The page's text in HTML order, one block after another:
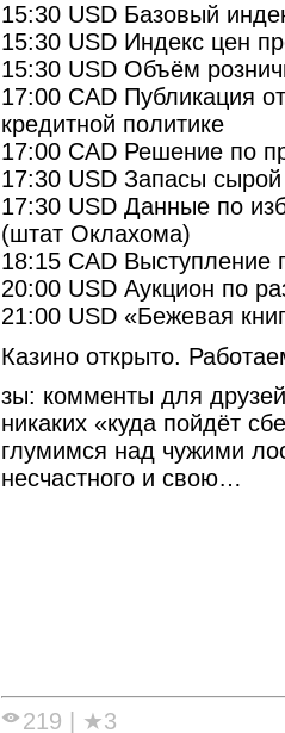
15:30 USD Базовый
15:30 USD Индекс цен
15:30 USD Объём
17:00 CAD Публикация
кредитной политике
17:00 CAD Решение по
17:30 USD Запасы
17:30 USD Данные по
(штат Оклахома)
18:15 CAD
20:00 USD Аукцион по
21:00 USD «Бежевая
Казино открыто.
зы: комменты для
никаких «куда пойдёт
глумимся над чужими
несчастного и свою…
219
★3